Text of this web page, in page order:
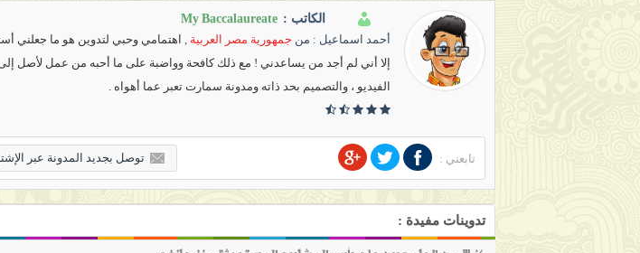
الكاتب : My Baccalaureate
أحمد اسماعيل : من جمهورية مصر العربية , اهتمامي وحبي لتدوين هو ما جعلني
إلا أني لم أجد من يساعدني ! مع ذلك كافحة وواضبة على ما أحبه من عمل لأصل
الفيديو ، والتصميم بحد ذاته ومدونة سمارت تعبر عما أهواه .
تابعني :
تدوينات مفيدة :